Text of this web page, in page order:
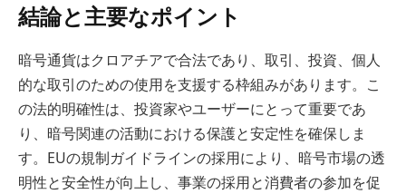
結論と主要なポイント
暗号通貨はクロアチアで合法であり、取引、投資、個人
的な取引のための使用を支援する枠組みがあります。こ
の法的明確性は、投資家やユーザーにとって重要であ
り、暗号関連の活動における保護と安定性を確保しま
す。EUの規制ガイドラインの採用により、暗号市場の透
明性と安全性が向上し、事業の採用と消費者の参加を促